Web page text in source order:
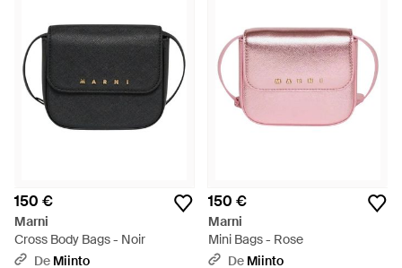
150 €
Marni
Cross Body Bags - Noir
De Miinto
150 €
Marni
Mini Bags - Rose
De Miinto